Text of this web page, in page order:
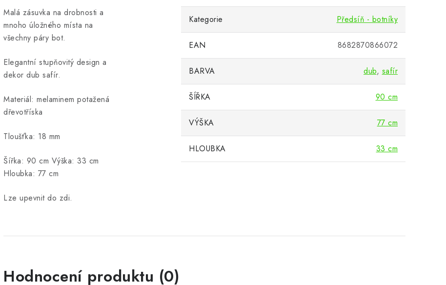
Malá zásuvka na drobnosti a
mnoho úložného místa na
všechny páry bot.
Elegantní stupňovitý design a
dekor dub safír.
Materiál: melaminem potažená
dřevotříska
Tloušťka: 18 mm
Šířka: 90 cm Výška: 33 cm
Hloubka: 77 cm
Lze upevnit do zdi.
Kategorie Předsíň - botníky
EAN 8682870866072
BARVA dub, safír
ŠÍŘKA 90 cm
VÝŠKA 77 cm
HLOUBKA 33 cm
Hodnocení produktu (0)